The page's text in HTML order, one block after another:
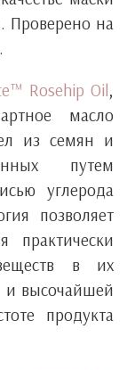
Проверено на
Rosehip Oil,
масло
из семян и
путем
углерода
позволяет
практически
в их
и высочайшей
продукта